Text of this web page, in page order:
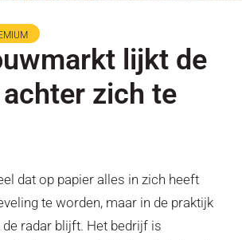
lijkt de
achter zich te
dat op papier alles in zich heeft
te worden, maar in de praktijk
radar blijft. Het bedrijf is